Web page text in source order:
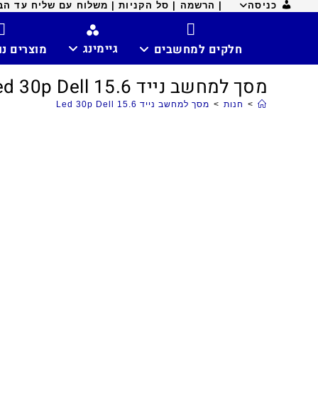
כניסה | הרשמה | סל הקניות | משלוח עם שליח עד הבית
חלקים למחשבים גיימינג מוצרים
מסך למחשב נייד 15.6 Led 30p Dell
> חנות > מסך למחשב נייד 15.6 Led 30p Dell